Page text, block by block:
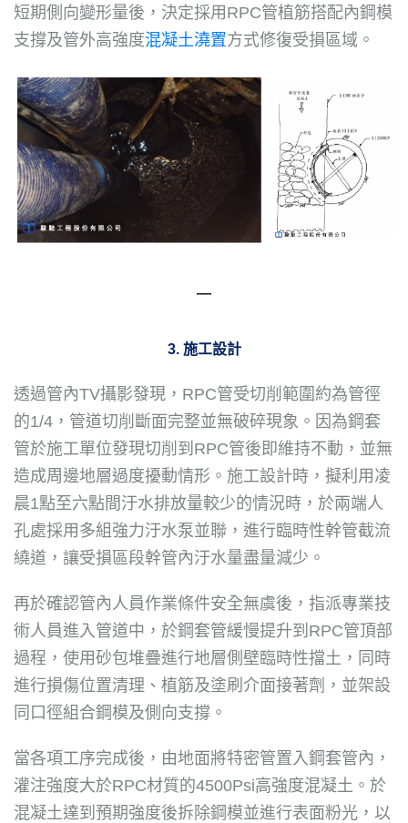
短期側向變形量後，決定採用RPC管植筋搭配內鋼模
支撐及管外高強度混凝土澆置方式修復受損區域。
―
3. 施工設計
透過管內TV攝影發現，RPC管受切削範圍約為管徑
的1/4，管道切削斷面完整並無破碎現象。因為鋼套
管於施工單位發現切削到RPC管後即維持不動，並無
造成周邊地層過度擾動情形。施工設計時，擬利用凌
晨1點至六點間汙水排放量較少的情況時，於兩端人
孔處採用多組強力汙水泵並聯，進行臨時性幹管截流
繞道，讓受損區段幹管內汙水量盡量減少。
再於確認管內人員作業條件安全無虞後，指派專業技
術人員進入管道中，於鋼套管緩慢提升到RPC管頂部
過程，使用砂包堆疊進行地層側壁臨時性擋土，同時
進行損傷位置清理、植筋及塗刷介面接著劑，並架設
同口徑組合鋼模及側向支撐。
當各項工序完成後，由地面將特密管置入鋼套管內，
灌注強度大於RPC材質的4500Psi高強度混凝土。於
混凝土達到預期強度後拆除鋼模並進行表面粉光，以